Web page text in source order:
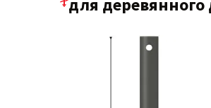
для деревянного